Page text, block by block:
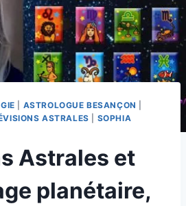
ASTROLOGUE BESANÇON
ASTRALES
SOPHIA
Astrales et
planétaire,